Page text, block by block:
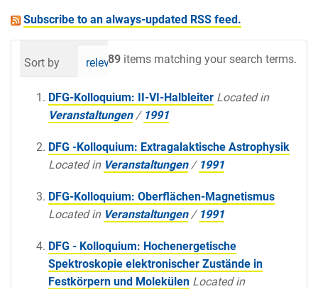
Subscribe to an always-updated RSS feed.
89 items matching your search terms.
Sort by relevance date (newest first)
DFG-Kolloquium: II-VI-Halbleiter Located in
Veranstaltungen / 1991
DFG -Kolloquium: Extragalaktische Astrophysik
Located in Veranstaltungen / 1991
DFG-Kolloquium: Oberflächen-Magnetismus
Located in Veranstaltungen / 1991
DFG - Kolloquium: Hochenergetische
Spektroskopie elektronischer Zustände in
Festkörpern und Molekülen Located in